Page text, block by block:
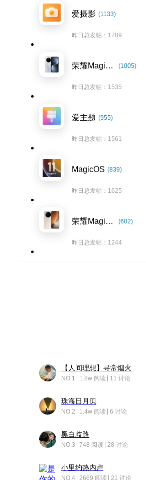
爱摄影 (1133)
昨日总发帖：1789
荣耀Magic7系列 (1005)
昨日总发帖：1535
爱主题 (955)
昨日总发帖：1561
MagicOS (839)
昨日总发帖：1625
荣耀Magic8系列 (602)
昨日总发帖：1244
【人间理想】寻常烟火
NO.1 1.8w 阅读 11 讨论
珠海日月贝
NO.2 1.4w 阅读 6 讨论
黑白歧路
NO.3 748 阅读 28 讨论
小里约热内卢
NO.4 2669 阅读 21 讨论